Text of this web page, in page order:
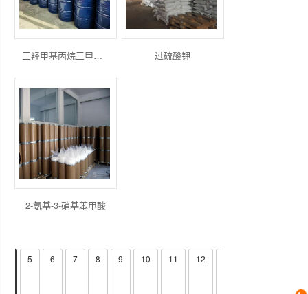
三羟甲基丙烷三甲基丙烯酸酯 过硫酸钾
2-氨基-3-硝基苯甲酸
5 6 7 8 9 10 11 12